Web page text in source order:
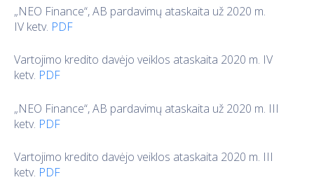
„NEO Finance“, AB pardavimų ataskaita už 2020 m.
IV ketv. PDF
Vartojimo kredito davėjo veiklos ataskaita 2020 m. IV
ketv. PDF
„NEO Finance“, AB pardavimų ataskaita už 2020 m. III
ketv. PDF
Vartojimo kredito davėjo veiklos ataskaita 2020 m. III
ketv. PDF